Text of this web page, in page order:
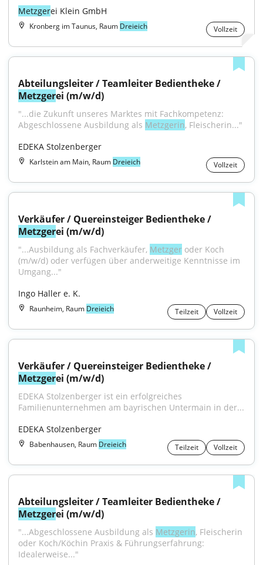
Metzgerei Klein GmbH
Kronberg im Taunus, Raum Dreieich Vollzeit
Metzgerei (m/w/d)
"...die Zukunft unseres Marktes mit Fachkompetenz:
Abgeschlossene Ausbildung als Metzgerin, Fleischerin..."
EDEKA Stolzenberger
Karlstein am Main, Raum Dreieich Vollzeit
Metzgerei (m/w/d)
"...Ausbildung als Fachverkäufer, Metzger oder Koch
(m/w/d) oder verfügen über anderweitige Kenntnisse im
Umgang..."
Ingo Haller e. K.
Raunheim, Raum Dreieich Teilzeit Vollzeit
Metzgerei (m/w/d)
EDEKA Stolzenberger ist ein erfolgreiches
Familienunternehmen am bayrischen Untermain in der...
EDEKA Stolzenberger
Babenhausen, Raum Dreieich Teilzeit Vollzeit
Metzgerei (m/w/d)
"...Abgeschlossene Ausbildung als Metzgerin, Fleischerin
oder Koch/Köchin Praxis & Führungserfahrung:
Idealerweise..."